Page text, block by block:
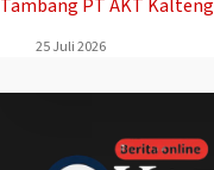
Tambang PT AKT Kalteng
25 Juli 2026